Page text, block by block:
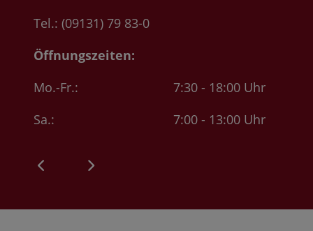
Tel.: (09131) 79 83-0
Öffnungszeiten:
Mo.-Fr.:
7:30 - 18:00 Uhr
Sa.:
7:00 - 13:00 Uhr